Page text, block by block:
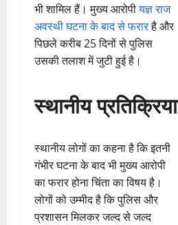
भी शामिल हैं। मुख्य आरोपीयज्ञ राज
अवस्थी घटना के बाद से फरारहै और
पिछले करीब 25 दिनों से पुलिस
उसकी तलाश में जुटी हुई है।
स्थानीय प्रतिक्रिया
स्थानीय लोगों का कहना है कि इतनी
गंभीर घटना के बाद भी मुख्य आरोपी
का फरार होना चिंता का विषय है।
लोगों को उम्मीद है कि पुलिस और
प्रशासन मिलकर जल्द से जल्द